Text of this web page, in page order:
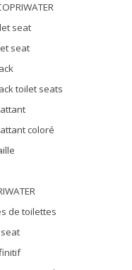
seat
seat
toilet seats
coloré
de toilettes